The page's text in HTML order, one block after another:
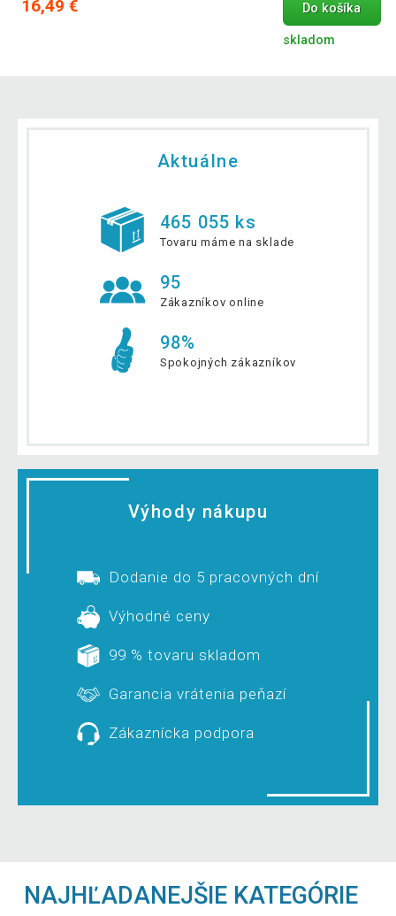
16,49 € Do košíka
skladom
Aktuálne
465 055 ks
Tovaru máme na sklade
95
Zákazníkov online
98%
Spokojných zákazníkov
Výhody nákupu
Dodanie do 5 pracovných dní
Výhodné ceny
99 % tovaru skladom
Garancia vrátenia peňazí
Zákaznícka podpora
NAJHĽADANEJŠIE KATEGÓRIE